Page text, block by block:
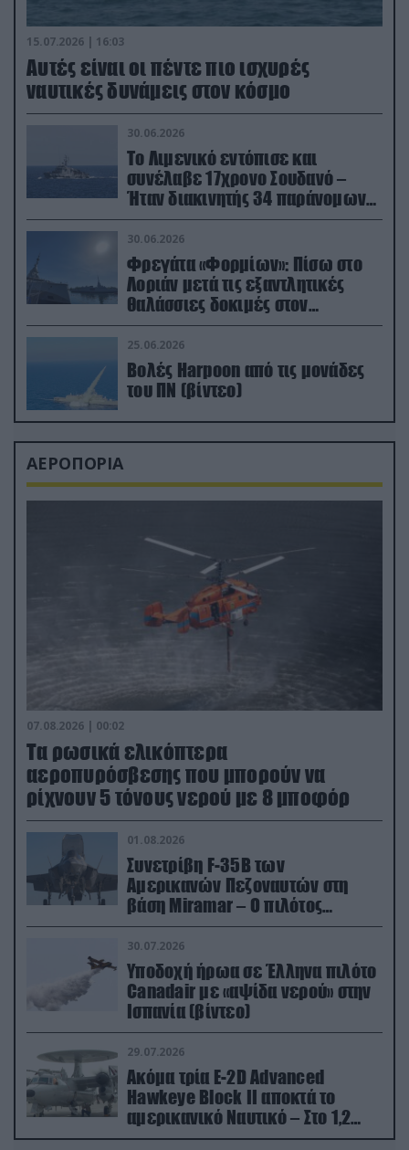
15.07.2026 | 16:03
Aυτές είναι οι πέντε πιο ισχυρές
ναυτικές δυνάμεις στον κόσμο
30.06.2026
Το Λιμενικό εντόπισε και
συνέλαβε 17χρονο Σουδανό –
Ήταν διακινητής 34 παράνομων
μεταναστών
30.06.2026
Φρεγάτα «Φορμίων»: Πίσω στο
Λοριάν μετά τις εξαντλητικές
θαλάσσιες δοκιμές στον
απαιτητικό Βισκαϊκό
25.06.2026
Βολές Harpoon από τις μονάδες
του ΠΝ (βίντεο)
ΑΕΡΟΠΟΡΙΑ
07.08.2026 | 00:02
Τα ρωσικά ελικόπτερα
αεροπυρόσβεσης που μπορούν να
ρίχνουν 5 τόνους νερού με 8 μποφόρ
01.08.2026
Συνετρίβη F-35B των
Αμερικανών Πεζοναυτών στη
βάση Miramar – Ο πιλότος
εκτινάχθηκε εγκαίρως
30.07.2026
Υποδοχή ήρωα σε Έλληνα πιλότο
Canadair με «αψίδα νερού» στην
Ισπανία (βίντεο)
29.07.2026
Ακόμα τρία E-2D Advanced
Hawkeye Block II αποκτά το
αμερικανικό Ναυτικό – Στο 1,2
δισ.δολάρια το κόστος